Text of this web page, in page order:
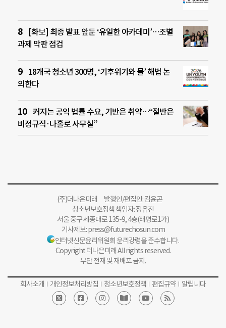
[화보] 최종 발표 앞둔 ‘유일한 아카데미’…조별
과제 막판 점검
18개국 청소년 300명, ‘기후위기와 물’ 해법 논
의한다
커지는 공익 법률 수요, 기반은 취약…“절반은
비정규직·나홀로 사무실”
(주)더나은미래 발행인/편집인: 김윤곤
청소년보호정책 책임자: 정유진
서울 중구 세종대로 135-9, 4층(태평로1가)
기사제보:press@futurechosun.com
인터넷신문윤리위원회 윤리강령을 준수합니다.
Copyright 더나은미래 All rights reserved.
무단 전재 및 재배포 금지.
회사소개 개인정보처리방침 청소년보호정책 편집규약 알립니다